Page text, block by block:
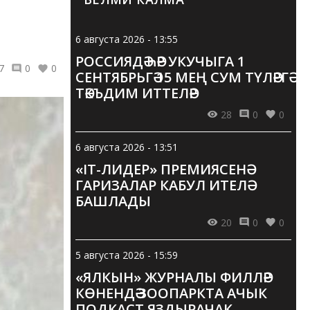
0 0
6 августа 2026 - 13:55
РОССИЯДӘ ҺӘР УКУЧЫГА 1
СЕНТЯБРЬГӘ 15 МЕҢ СУМ ТҮЛӘРГӘ
ТӘКЪДИМ ИТТЕЛӘР
28 0 0
6 августа 2026 - 13:51
«IT-ЛИДЕР» ПРЕМИЯСЕНӘ
ГАРИЗАЛАР КАБУЛ ИТЕЛӘ
БАШЛАДЫ
20 0 0
5 августа 2026 - 15:59
«ЯЛКЫН» ЖУРНАЛЫ ФИЛЛӘР
КӨНЕНДӘ ЗООПАРКТА АЧЫК